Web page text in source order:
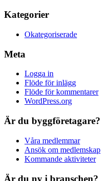
Kategorier
Okategoriserade
Meta
Logga in
Flöde för inlägg
Flöde för kommentarer
WordPress.org
Är du byggföretagare?
Våra medlemmar
Ansök om medlemskap
Kommande aktiviteter
Är du ny i branschen?